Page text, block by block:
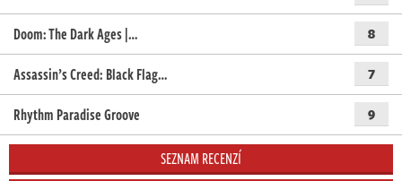
Doom: The Dark Ages |… 8
Assassin’s Creed: Black Flag… 7
Rhythm Paradise Groove 9
SEZNAM RECENZÍ